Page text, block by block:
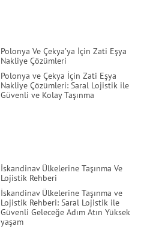
Polonya Ve Çekya’ya İçin Zati Eşya
Nakliye Çözümleri
Polonya ve Çekya İçin Zati Eşya
Nakliye Çözümleri: Saral Lojistik ile
Güvenli ve Kolay Taşınma
İskandinav Ülkelerine Taşınma Ve
Lojistik Rehberi
İskandinav Ülkelerine Taşınma ve
Lojistik Rehberi: Saral Lojistik ile
Güvenli Geleceğe Adım Atın Yüksek
yaşam